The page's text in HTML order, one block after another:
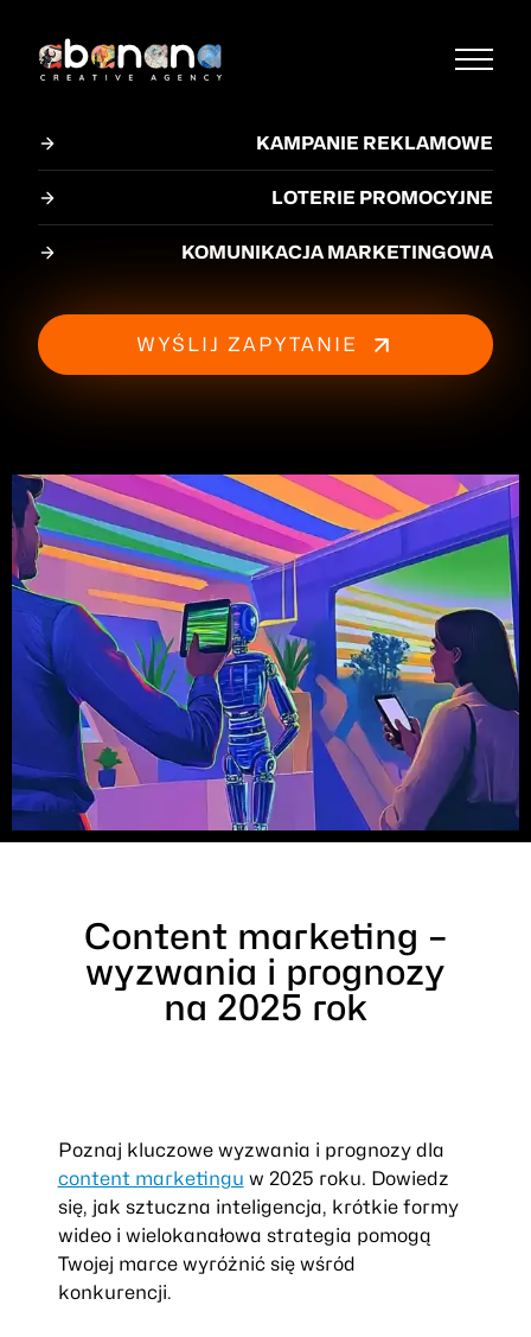
KAMPANIE REKLAMOWE
LOTERIE PROMOCYJNE
KOMUNIKACJA MARKETINGOWA
WYŚLIJ ZAPYTANIE
Content marketing –
wyzwania i prognozy
na 2025 rok
Poznaj kluczowe wyzwania i prognozy dla
content marketingu w 2025 roku. Dowiedz
się, jak sztuczna inteligencja, krótkie formy
wideo i wielokanałowa strategia pomogą
Twojej marce wyróżnić się wśród
konkurencji.